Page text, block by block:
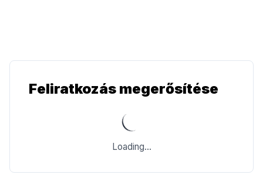
Feliratkozás megerősítése
Loading...